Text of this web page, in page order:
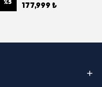
%5 177,999 ₺